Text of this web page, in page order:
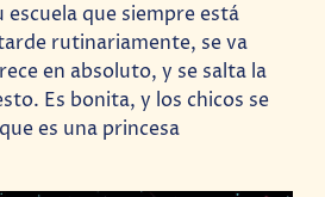
escuela que siempre está
rutinariamente, se va
en absoluto, y se salta la
Es bonita, y los chicos se
es una princesa